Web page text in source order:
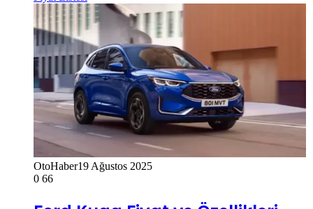
OtoHaber19 Ağustos 2025
0 66